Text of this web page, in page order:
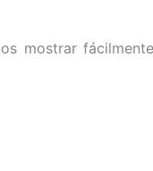
mostrar